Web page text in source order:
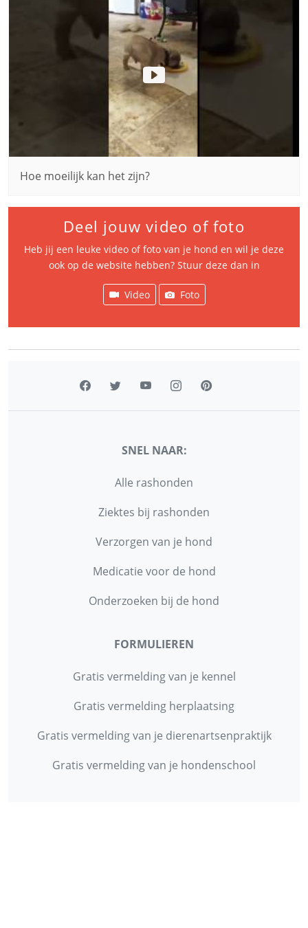
Hoe moeilijk kan het zijn?
Deel jouw video of foto
Heb jij een leuke video of foto van je hond en wil je deze
ook op de website hebben? Stuur deze dan in
Video Foto
SNEL NAAR:
Alle rashonden
Ziektes bij rashonden
Verzorgen van je hond
Medicatie voor de hond
Onderzoeken bij de hond
FORMULIEREN
Gratis vermelding van je kennel
Gratis vermelding herplaatsing
Gratis vermelding van je dierenartsenpraktijk
Gratis vermelding van je hondenschool